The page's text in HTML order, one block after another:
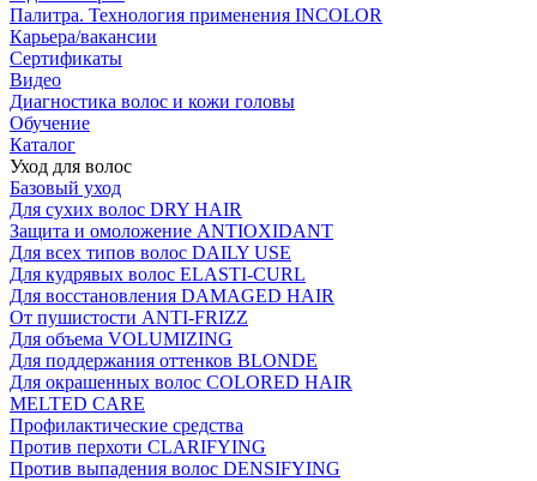
Палитра. Технология применения INCOLOR
Карьера/вакансии
Сертификаты
Видео
Диагностика волос и кожи головы
Обучение
Каталог
Уход для волос
Базовый уход
Для сухих волос DRY HAIR
Защита и омоложение ANTIOXIDANT
Для всех типов волос DAILY USE
Для кудрявых волос ELASTI-CURL
Для восстановления DAMAGED HAIR
От пушистости ANTI-FRIZZ
Для объема VOLUMIZING
Для поддержания оттенков BLONDE
Для окрашенных волос COLORED HAIR
MELTED CARE
Профилактические средства
Против перхоти CLARIFYING
Против выпадения волос DENSIFYING